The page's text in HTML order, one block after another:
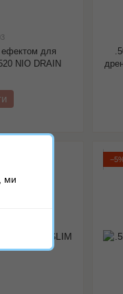
ефектом для
NIO DRAIN
ми